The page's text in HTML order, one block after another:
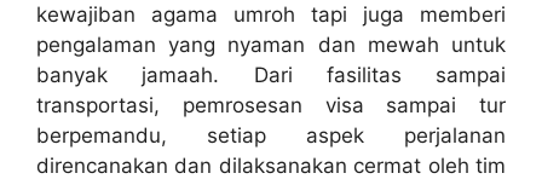
kewajiban agama umroh tapi juga memberi
pengalaman yang nyaman dan mewah untuk
banyak jamaah. Dari fasilitas sampai
transportasi, pemrosesan visa sampai tur
berpemandu, setiap aspek perjalanan
direncanakan dan dilaksanakan cermat oleh tim